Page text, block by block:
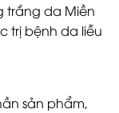
trắng da Miền
trị bệnh da liễu
sản phẩm,